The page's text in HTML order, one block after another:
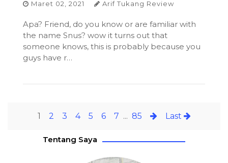
Maret 02, 2021 Arif Tukang Review
Apa? Friend, do you know or are familiar with
the name Snus? wow it turns out that
someone knows, this is probably because you
guys have r…
1 2 3 4 5 6 7 ... 85 Last
Tentang Saya